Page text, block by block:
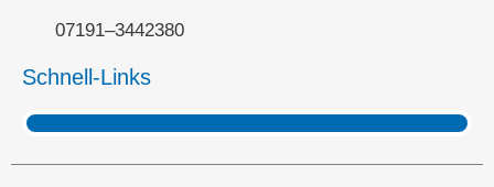
07191–3442380
Schnell-Links